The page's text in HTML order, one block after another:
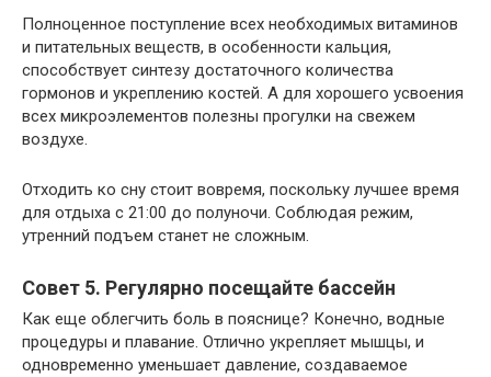
Полноценное поступление всех необходимых витаминов
и питательных веществ, в особенности кальция,
способствует синтезу достаточного количества
гормонов и укреплению костей. А для хорошего усвоения
всех микроэлементов полезны прогулки на свежем
воздухе.
Отходить ко сну стоит вовремя, поскольку лучшее время
для отдыха с 21:00 до полуночи. Соблюдая режим,
утренний подъем станет не сложным.
Совет 5. Регулярно посещайте бассейн
Как еще облегчить боль в пояснице? Конечно, водные
процедуры и плавание. Отлично укрепляет мышцы, и
одновременно уменьшает давление, создаваемое